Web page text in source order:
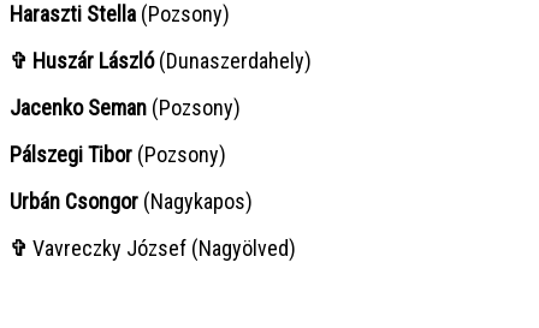
Haraszti Stella (Pozsony)
✞ Huszár László(Dunaszerdahely)
Jacenko Seman (Pozsony)
Pálszegi Tibor (Pozsony)
Urbán Csongor (Nagykapos)
✞ Vavreczky József (Nagyölved)